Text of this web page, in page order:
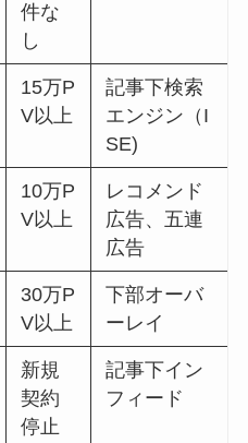
件な
し
15万P
V以上
記事下検索
エンジン（I
SE)
10万P
V以上
レコメンド
広告、五連
広告
30万P
V以上
下部オーバ
ーレイ
新規
契約
停止
記事下イン
フィード